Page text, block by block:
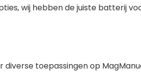
wij hebben de juiste batterij
toepassingen op